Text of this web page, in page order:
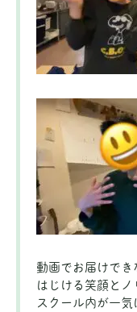
動画でお届けで
はじける笑顔と
スクール内が一気